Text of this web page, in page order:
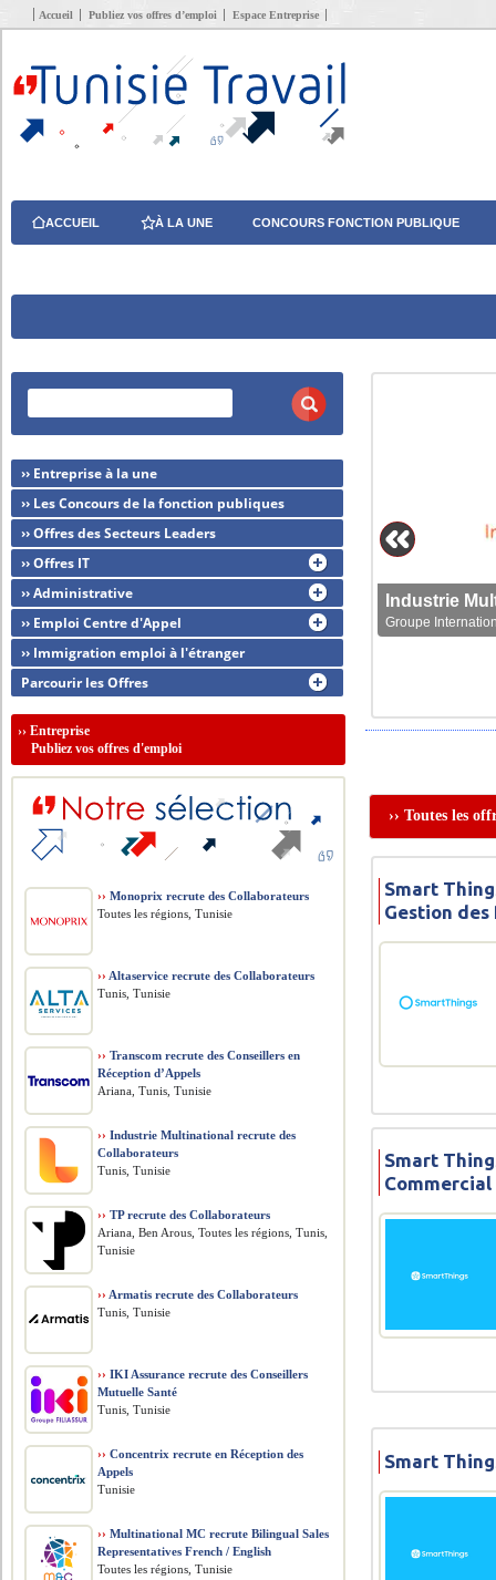
Accueil Publiez vos offres d’emploi Espace Entreprise
ACCUEIL À LA UNE CONCOURS FONCTION PUBLIQUE
Groupe
›› Toutes les
Smart
Gestion
Smart
Smart
›› Entreprise à la une
›› Les Concours de la fonction publiques
›› Offres des Secteurs Leaders
›› Offres IT
›› Administrative
›› Emploi Centre d'Appel
›› Immigration emploi à l'étranger
Parcourir les Offres
››Entreprise
Publiez vos offres d'emploi
›› Monoprix recrute des Collaborateurs
Toutes les régions, Tunisie
›› Altaservice recrute des Collaborateurs
Tunis, Tunisie
›› Transcom recrute des Conseillers en
Réception d’Appels
Ariana, Tunis, Tunisie
›› Industrie Multinational recrute des
Collaborateurs
Tunis, Tunisie
›› TP recrute des Collaborateurs
Ariana, Ben Arous, Toutes les régions, Tunis,
Tunisie
›› Armatis recrute des Collaborateurs
Tunis, Tunisie
›› IKI Assurance recrute des Conseillers
Mutuelle Santé
Tunis, Tunisie
›› Concentrix recrute en Réception des
Appels
Tunisie
›› Multinational MC recrute Bilingual Sales
Representatives French / English
Toutes les régions, Tunisie